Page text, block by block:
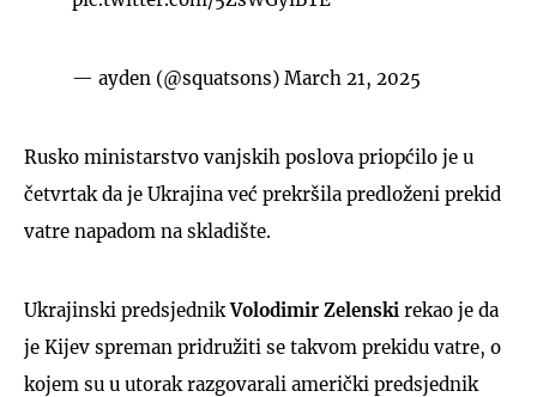
— ayden (@squatsons) March 21, 2025
Rusko ministarstvo vanjskih poslova priopćilo je u
četvrtak da je Ukrajina već prekršila predloženi prekid
vatre napadom na skladište.
Ukrajinski predsjednikVolodimir Zelenski rekao je da
je Kijev spreman pridružiti se takvom prekidu vatre, o
kojem su u utorak razgovarali američki predsjednik